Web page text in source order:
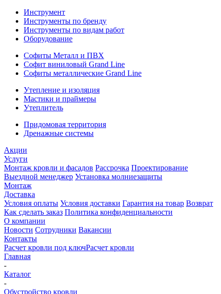
Инструмент
Инструменты по бренду
Инструменты по видам работ
Оборудование
Софиты Металл и ПВХ
Софит виниловый Grand Line
Софиты металлические Grand Line
Утепление и изоляция
Мастики и праймеры
Утеплитель
Придомовая территория
Дренажные системы
Акции
Услуги
Монтаж кровли и фасадов Рассрочка Проектирование
Выездной менеджер Установка молниезащиты
Монтаж
Доставка
Условия оплаты Условия доставки Гарантия на товар Возврат
Как сделать заказ Политика конфиденциальности
О компании
Новости Сотрудники Вакансии
Контакты
Расчет кровли под ключРасчет кровли
Главная
-
Каталог
-
Обустройство кровли